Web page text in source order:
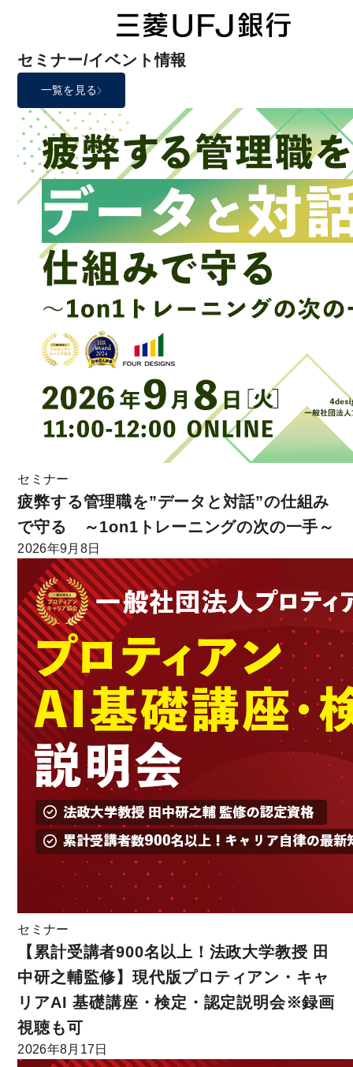
セミナー/イベント情報
一覧を見る
セミナー
疲弊する管理職を”データと対話”の仕組み
で守る ～1on1トレーニングの次の一手～
2026年9月8日
セミナー
【累計受講者900名以上！法政大学教授 田
中研之輔監修】現代版プロティアン・キャ
リアAI 基礎講座・検定・認定説明会※録画
視聴も可
2026年8月17日